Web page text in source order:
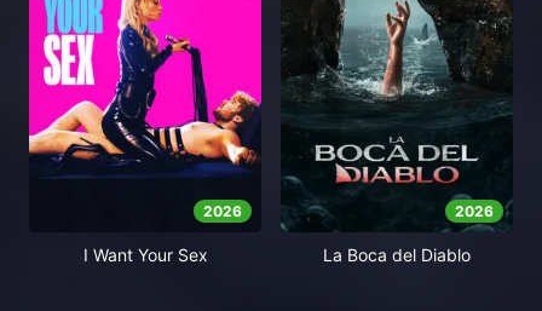
2026
I Want Your Sex
2026
La Boca del Diablo